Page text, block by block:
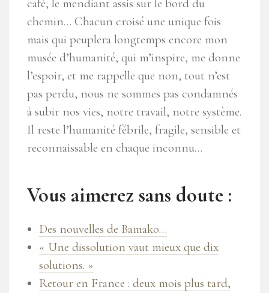
café, le mendiant assis sur le bord du
chemin… Chacun croisé une unique fois
mais qui peuplera longtemps encore mon
musée d’humanité, qui m’inspire, me donne
l’espoir, et me rappelle que non, tout n’est
pas perdu, nous ne sommes pas condamnés
à subir nos vies, notre travail, notre système.
Il reste l’humanité fébrile, fragile, sensible et
reconnaissable en chaque inconnu…
Vous aimerez sans doute :
Des nouvelles de Bamako…
« Une dissolution vaut mieux que dix
solutions. »
Retour en France : deux mois plus tard,